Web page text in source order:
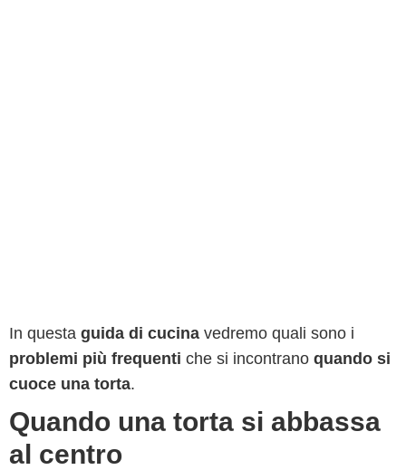
In questa guida di cucina vedremo quali sono i
problemi più frequenti che si incontrano quando si
cuoce una torta.
Quando una torta si abbassa
al centro